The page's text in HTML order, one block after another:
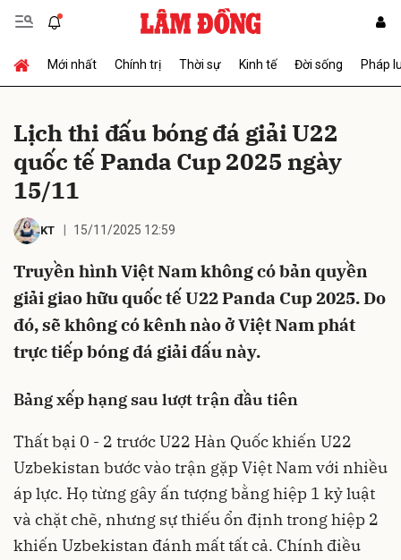
Mới nhất Chính trị Thời sự Kinh tế Đời sống Pháp
Lịch thi đấu bóng đá giải U22
quốc tế Panda Cup 2025 ngày
15/11
KT 15/11/2025 12:59
Truyền hình Việt Nam không có bản quyền
giải giao hữu quốc tế U22 Panda Cup 2025. Do
đó, sẽ không có kênh nào ở Việt Nam phát
trực tiếp bóng đá giải đấu này.
Bảng xếp hạng sau lượt trận đầu tiên
Thất bại 0 - 2 trước U22 Hàn Quốc khiến U22
Uzbekistan bước vào trận gặp Việt Nam với nhiều
áp lực. Họ từng gây ấn tượng bằng hiệp 1 kỷ luật
và chặt chẽ, nhưng sự thiếu ổn định trong hiệp 2
khiến Uzbekistan đánh mất tất cả. Chính điều
Gửi bình luận
Hủy Gửi